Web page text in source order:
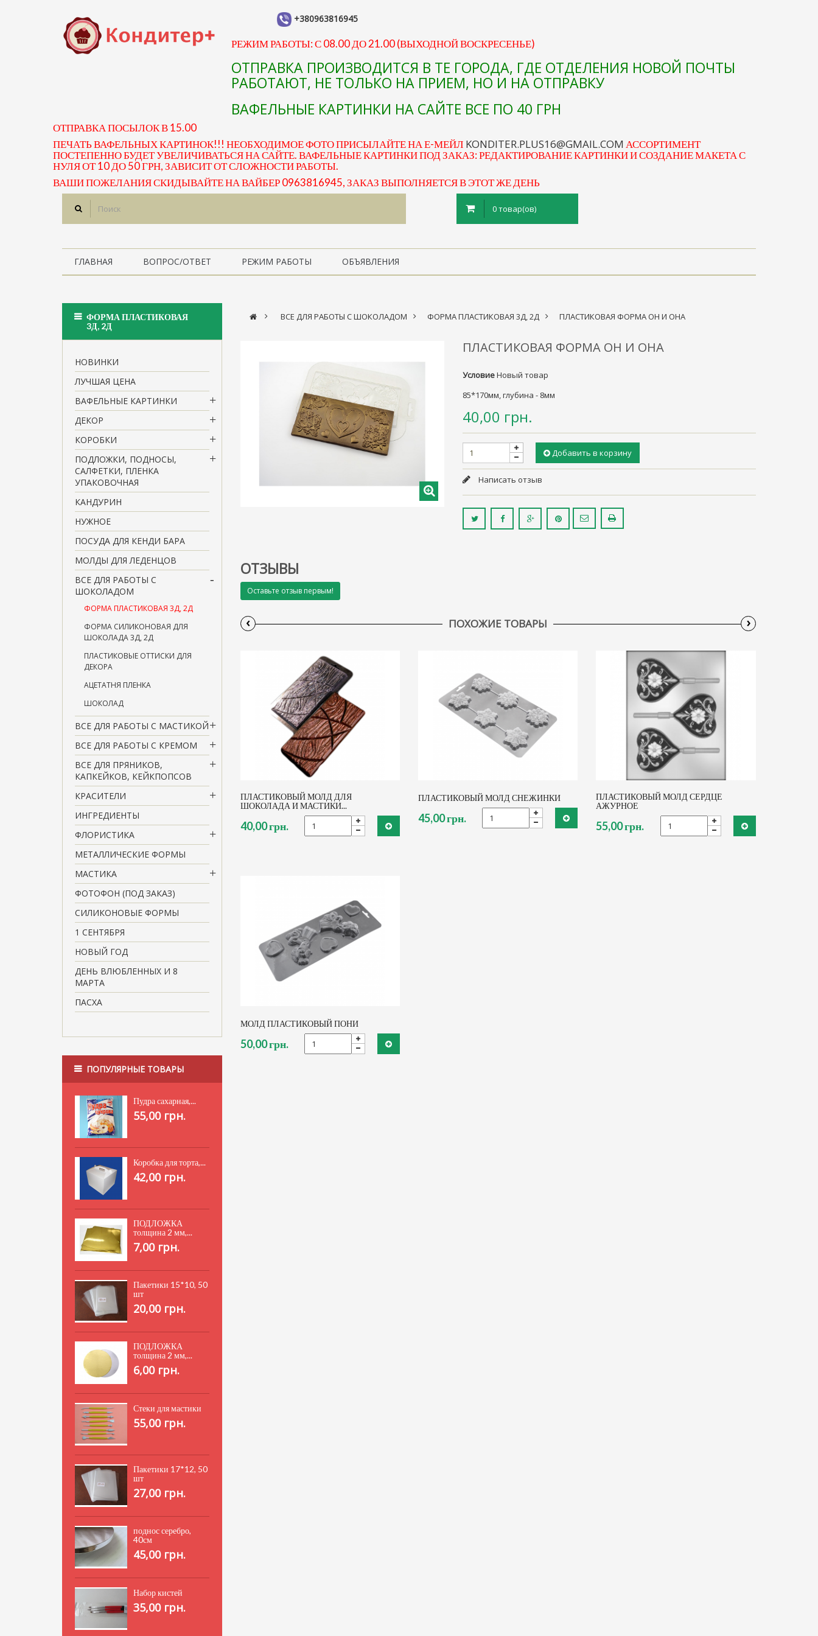
+380963816945
РЕЖИМ РАБОТЫ: С 08.00 ДО 21.00 (ВЫХОДНОЙ ВОСКРЕСЕНЬЕ)
ОТПРАВКА ПРОИЗВОДИТСЯ В ТЕ ГОРОДА, ГДЕ ОТДЕЛЕНИЯ НОВОЙ ПОЧТЫ
РАБОТАЮТ, НЕ ТОЛЬКО НА ПРИЕМ, НО И НА ОТПРАВКУ
ВАФЕЛЬНЫЕ КАРТИНКИ НА САЙТЕ ВСЕ ПО 40 ГРН
ОТПРАВКА ПОСЫЛОК В 15.00
ПЕЧАТЬ ВАФЕЛЬНЫХ КАРТИНОК!!! НЕОБХОДИМОЕ ФОТО ПРИСЫЛАЙТЕ НА Е-МЕЙЛ KONDITER.PLUS16@GMAIL.COM АССОРТИМЕНТ
ПОСТЕПЕННО БУДЕТ УВЕЛИЧИВАТЬСЯ НА САЙТЕ. ВАФЕЛЬНЫЕ КАРТИНКИ ПОД ЗАКАЗ: РЕДАКТИРОВАНИЕ КАРТИНКИ И СОЗДАНИЕ МАКЕТА С
НУЛЯ ОТ 10 ДО 50 ГРН, ЗАВИСИТ ОТ СЛОЖНОСТИ РАБОТЫ.
ВАШИ ПОЖЕЛАНИЯ СКИДЫВАЙТЕ НА ВАЙБЕР 0963816945, ЗАКАЗ ВЫПОЛНЯЕТСЯ В ЭТОТ ЖЕ ДЕНЬ
0 товар(ов)
ГЛАВНАЯ ВОПРОС/ОТВЕТ РЕЖИМ РАБОТЫ ОБЪЯВЛЕНИЯ
ФОРМА ПЛАСТИКОВАЯ
3Д, 2Д
НОВИНКИ
ЛУЧШАЯ ЦЕНА
ВАФЕЛЬНЫЕ КАРТИНКИ
ДЕКОР
КОРОБКИ
ПОДЛОЖКИ, ПОДНОСЫ,
САЛФЕТКИ, ПЛЕНКА
УПАКОВОЧНАЯ
КАНДУРИН
НУЖНОЕ
ПОСУДА ДЛЯ КЕНДИ БАРА
МОЛДЫ ДЛЯ ЛЕДЕНЦОВ
ВСЕ ДЛЯ РАБОТЫ С
ШОКОЛАДОМ
ФОРМА ПЛАСТИКОВАЯ 3Д, 2Д
ФОРМА СИЛИКОНОВАЯ ДЛЯ
ШОКОЛАДА 3Д, 2Д
ПЛАСТИКОВЫЕ ОТТИСКИ ДЛЯ
ДЕКОРА
АЦЕТАТНЯ ПЛЕНКА
ШОКОЛАД
ВСЕ ДЛЯ РАБОТЫ С МАСТИКОЙ
ВСЕ ДЛЯ РАБОТЫ С КРЕМОМ
ВСЕ ДЛЯ ПРЯНИКОВ,
КАПКЕЙКОВ, КЕЙКПОПСОВ
КРАСИТЕЛИ
ИНГРЕДИЕНТЫ
ФЛОРИСТИКА
МЕТАЛЛИЧЕСКИЕ ФОРМЫ
МАСТИКА
ФОТОФОН (ПОД ЗАКАЗ)
СИЛИКОНОВЫЕ ФОРМЫ
1 СЕНТЯБРЯ
НОВЫЙ ГОД
ДЕНЬ ВЛЮБЛЕННЫХ И 8
МАРТА
ПАСХА
ПОПУЛЯРНЫЕ ТОВАРЫ
Пудра сахарная,...
55,00 грн.
Коробка для торта,...
42,00 грн.
ПОДЛОЖКА
толщина 2 мм,...
7,00 грн.
Пакетики 15*10, 50
шт
20,00 грн.
ПОДЛОЖКА
толщина 2 мм,...
6,00 грн.
Стеки для мастики
55,00 грн.
Пакетики 17*12, 50
шт
27,00 грн.
поднос серебро,
40см
45,00 грн.
Набор кистей
35,00 грн.
> ВСЕ ДЛЯ РАБОТЫ С ШОКОЛАДОМ > ФОРМА ПЛАСТИКОВАЯ 3Д, 2Д > ПЛАСТИКОВАЯ ФОРМА ОН И ОНА
ПЛАСТИКОВАЯ ФОРМА ОН И ОНА
УсловиеНовый товар
85*170мм, глубина - 8мм
40,00 грн.
Добавить в корзину
Написать отзыв
ОТЗЫВЫ
Оставьте отзыв первым!
ПОХОЖИЕ ТОВАРЫ
‹ ›
ПЛАСТИКОВЫЙ МОЛД ДЛЯ
ШОКОЛАДА И МАСТИКИ...
40,00 грн.
ПЛАСТИКОВЫЙ МОЛД СНЕЖИНКИ
45,00 грн.
ПЛАСТИКОВЫЙ МОЛД СЕРДЦЕ
АЖУРНОЕ
55,00 грн.
МОЛД ПЛАСТИКОВЫЙ ПОНИ
50,00 грн.